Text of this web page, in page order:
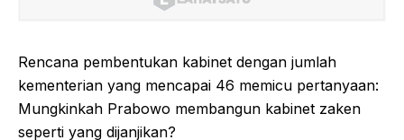
Rencana pembentukan kabinet dengan jumlah
kementerian yang mencapai 46 memicu pertanyaan:
Mungkinkah Prabowo membangun kabinet zaken
seperti yang dijanjikan?